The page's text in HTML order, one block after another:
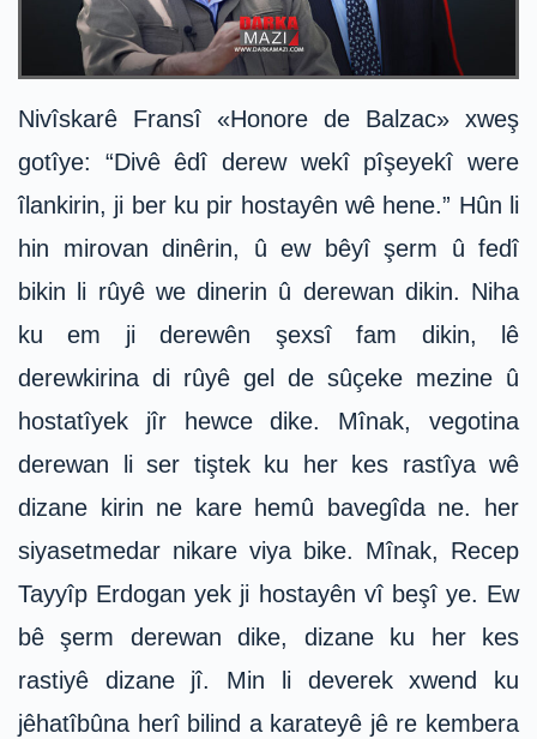
Nivîskarê Fransî «Honore de Balzac» xweş
gotîye: “Divê êdî derew wekî pîşeyekî were
îlankirin, ji ber ku pir hostayên wê hene.” Hûn li
hin mirovan dinêrin, û ew bêyî şerm û fedî
bikin li rûyê we dinerin û derewan dikin. Niha
ku em ji derewên şexsî fam dikin, lê
derewkirina di rûyê gel de sûçeke mezine û
hostatîyek jîr hewce dike. Mînak, vegotina
derewan li ser tiştek ku her kes rastîya wê
dizane kirin ne kare hemû bavegîda ne. her
siyasetmedar nikare viya bike. Mînak, Recep
Tayyîp Erdogan yek ji hostayên vî beşî ye. Ew
bê şerm derewan dike, dizane ku her kes
rastiyê dizane jî. Min li deverek xwend ku
jêhatîbûna herî bilind a karateyê jê re kembera